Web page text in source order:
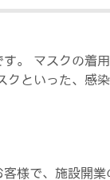
。 マスクの着
クといった、感
様で、施設開